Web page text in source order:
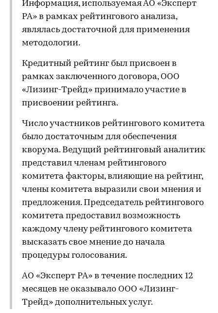
Информация, используемая АО «Эксперт
РА» в рамках рейтингового анализа,
являлась достаточной для применения
методологии.
Кредитный рейтинг был присвоен в
рамках заключенного договора, ООО
«Лизинг-Трейд» принимало участие в
присвоении рейтинга.
Число участников рейтингового комитета
было достаточным для обеспечения
кворума. Ведущий рейтинговый аналитик
представил членам рейтингового
комитета факторы, влияющие на рейтинг,
члены комитета выразили свои мнения и
предложения. Председатель рейтингового
комитета предоставил возможность
каждому члену рейтингового комитета
высказать свое мнение до начала
процедуры голосования.
АО «Эксперт РА» в течение последних 12
месяцев не оказывало ООО «Лизинг-
Трейд» дополнительных услуг.